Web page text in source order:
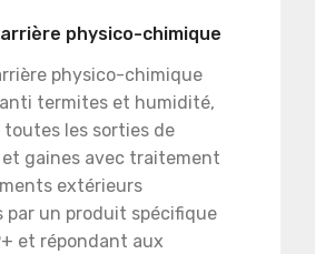
physico-chimique
physico-chimique
termites et humidité,
les sorties de
gaines avec traitement
extérieurs
par un produit spécifique
et répondant aux